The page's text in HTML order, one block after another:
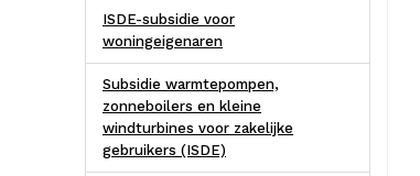
ISDE-subsidie voor
woningeigenaren
Subsidie warmtepompen,
zonneboilers en kleine
windturbines voor zakelijke
gebruikers (ISDE)